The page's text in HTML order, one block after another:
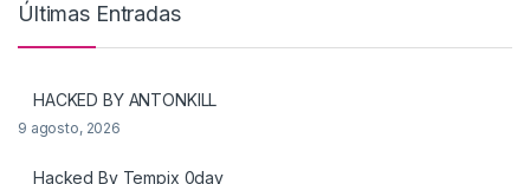
Últimas Entradas
HACKED BY ANTONKILL
9 agosto, 2026
Hacked By Tempix 0day